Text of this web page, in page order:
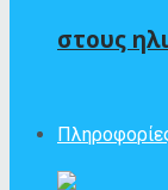
στους